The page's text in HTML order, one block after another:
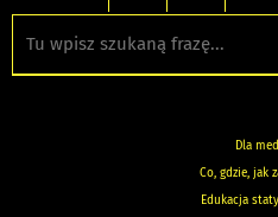
Dla
Co, gdzie, jak
Edukacja